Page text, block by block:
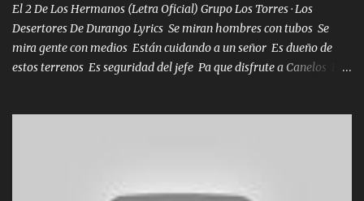
El 2 De Los Hermanos (Letra Oficial) Grupo Los Torres · Los
Desertores De Durango Lyrics Se miran hombres con tubos Se
mira gente con medios Están cuidando a un señor Es dueño de
estos terrenos Es seguridad del jefe Pa que disfrute a Canelos Es